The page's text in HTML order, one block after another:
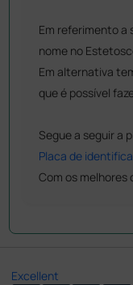
Em referimento a
nome no
Em alternativa
que é possível
Segue a seguir a
Placa de
Com os melhores
Excellent